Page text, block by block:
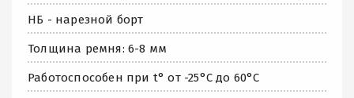
НБ - нарезной борт
Толщина ремня: 6-8 мм
Работоспособен при t° от -25°C до 60°C